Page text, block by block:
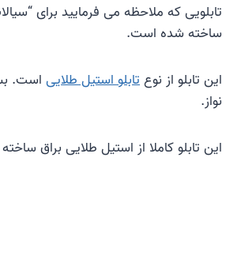
تابلویی که ملاحظه می فرمایید برای
ساخته شده است.
این تابلو از نوعتابلو استیل طلایی است.
نواز.
این تابلو کاملا از استیل طلایی براق